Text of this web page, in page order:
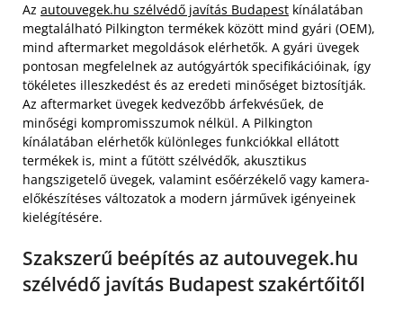
Az autouvegek.hu szélvédő javítás Budapest kínálatában
megtalálható Pilkington termékek között mind gyári (OEM),
mind aftermarket megoldások elérhetők. A gyári üvegek
pontosan megfelelnek az autógyártók specifikációinak, így
tökéletes illeszkedést és az eredeti minőséget biztosítják.
Az aftermarket üvegek kedvezőbb árfekvésűek, de
minőségi kompromisszumok nélkül. A Pilkington
kínálatában elérhetők különleges funkciókkal ellátott
termékek is, mint a fűtött szélvédők, akusztikus
hangszigetelő üvegek, valamint esőérzékelő vagy kamera-
előkészítéses változatok a modern járművek igényeinek
kielégítésére.
Szakszerű beépítés az autouvegek.hu
szélvédő javítás Budapest szakértőitől